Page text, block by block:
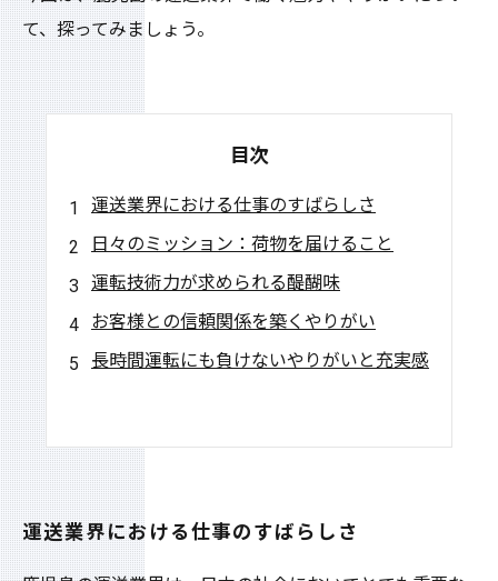
て、探ってみましょう。
目次
運送業界における仕事のすばらしさ
日々のミッション：荷物を届けること
運転技術力が求められる醍醐味
お客様との信頼関係を築くやりがい
長時間運転にも負けないやりがいと充実感
運送業界における仕事のすばらしさ